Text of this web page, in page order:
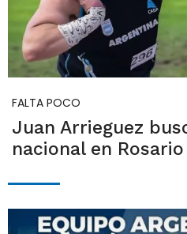
FALTA POCO
Juan Arrieguez
nacional en Rosario